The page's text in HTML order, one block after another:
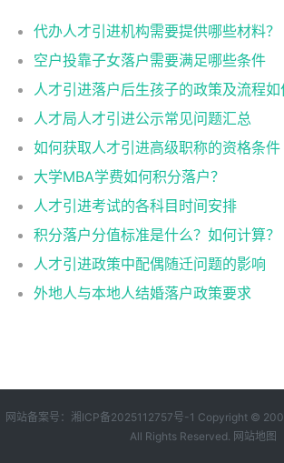
代办人才引进机构需要提供哪些材料？
空户投靠子女落户需要满足哪些条件
人才引进落户后生孩子的政策及流程如
人才局人才引进公示常见问题汇总
如何获取人才引进高级职称的资格条件
大学MBA学费如何积分落户？
人才引进考试的各科目时间安排
积分落户分值标准是什么？如何计算？
人才引进政策中配偶随迁问题的影响
外地人与本地人结婚落户政策要求
网站备案号： 湘ICP备2025112757号-1 Copyright ©
All Rights Reserved. 网站地图